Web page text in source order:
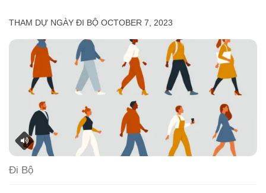
THAM DỰ NGÀY ĐI BỘ OCTOBER 7, 2023
Đi Bộ